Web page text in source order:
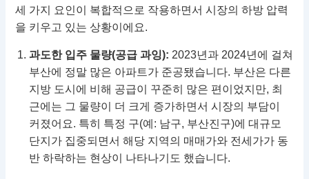
세 가지 요인이 복합적으로 작용하면서 시장의 하방 압력
을 키우고 있는 상황이에요.
과도한 입주 물량(공급 과잉): 2023년과 2024년에 걸쳐
부산에 정말 많은 아파트가 준공됐습니다. 부산은 다른
지방 도시에 비해 공급이 꾸준히 많은 편이었지만, 최
근에는 그 물량이 더 크게 증가하면서 시장의 부담이
커졌어요. 특히 특정 구(예: 남구, 부산진구)에 대규모
단지가 집중되면서 해당 지역의 매매가와 전세가가 동
반 하락하는 현상이 나타나기도 했습니다.